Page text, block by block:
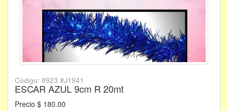
Código: 8923 #J1941
ESCAR AZUL 9cm R 20mt
Precio $ 180.00